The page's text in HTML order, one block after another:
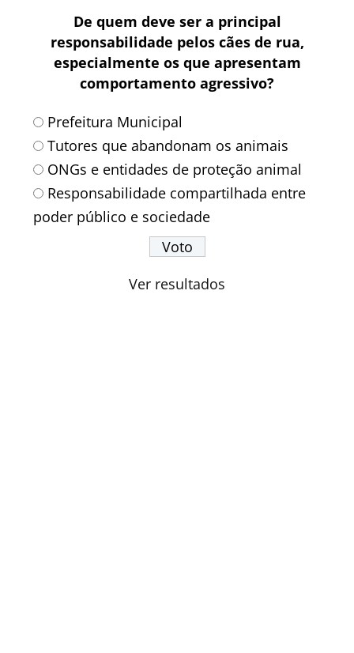
De quem deve ser a principal
responsabilidade pelos cães de rua,
especialmente os que apresentam
comportamento agressivo?
Prefeitura Municipal
Tutores que abandonam os animais
ONGs e entidades de proteção animal
Responsabilidade compartilhada entre
poder público e sociedade
Ver resultados